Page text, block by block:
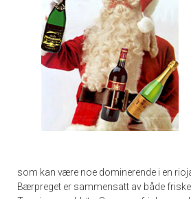
som kan være noe dominerende i en
Bærpreget er sammensatt av både